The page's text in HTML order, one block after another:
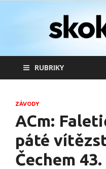
skoky.net
skoky na lyžích
RUBRIKY
ZÁVODY
ACm:
páté
Čechem